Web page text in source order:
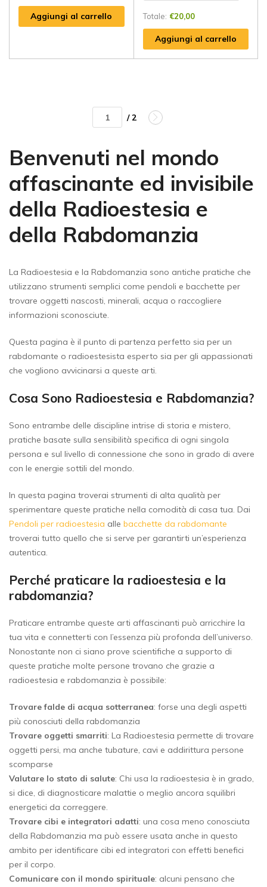
Aggiungi al carrello Totale: €20,00
Aggiungi al carrello
/ 2
Benvenuti nel mondo
affascinante ed invisibile
della Radioestesia e
della Rabdomanzia
La Radioestesia e la Rabdomanzia sono antiche pratiche che
utilizzano strumenti semplici come pendoli e bacchette per
trovare oggetti nascosti, minerali, acqua o raccogliere
informazioni sconosciute.
Questa pagina è il punto di partenza perfetto sia per un
rabdomante o radioestesista esperto sia per gli appassionati
che vogliono avvicinarsi a queste arti.
Cosa Sono Radioestesia e Rabdomanzia?
Sono entrambe delle discipline intrise di storia e mistero,
pratiche basate sulla sensibilità specifica di ogni singola
persona e sul livello di connessione che sono in grado di avere
con le energie sottili del mondo.
In questa pagina troverai strumenti di alta qualità per
sperimentare queste pratiche nella comodità di casa tua. Dai
Pendoli per radioestesia alle bacchette da rabdomante
troverai tutto quello che si serve per garantirti un’esperienza
autentica.
Perché praticare la radioestesia e la
rabdomanzia?
Praticare entrambe queste arti affascinanti può arricchire la
tua vita e connetterti con l’essenza più profonda dell’universo.
Nonostante non ci siano prove scientifiche a supporto di
queste pratiche molte persone trovano che grazie a
radioestesia e rabdomanzia è possibile:
Trovare falde di acqua sotterranea: forse una degli aspetti
più conosciuti della rabdomanzia
Trovare oggetti smarriti: La Radioestesia permette di trovare
oggetti persi, ma anche tubature, cavi e addirittura persone
scomparse
Valutare lo stato di salute: Chi usa la radioestesia è in grado,
si dice, di diagnosticare malattie o meglio ancora squilibri
energetici da correggere.
Trovare cibi e integratori adatti: una cosa meno conosciuta
della Rabdomanzia ma può essere usata anche in questo
ambito per identificare cibi ed integratori con effetti benefici
per il corpo.
Comunicare con il mondo spirituale: alcuni pensano che